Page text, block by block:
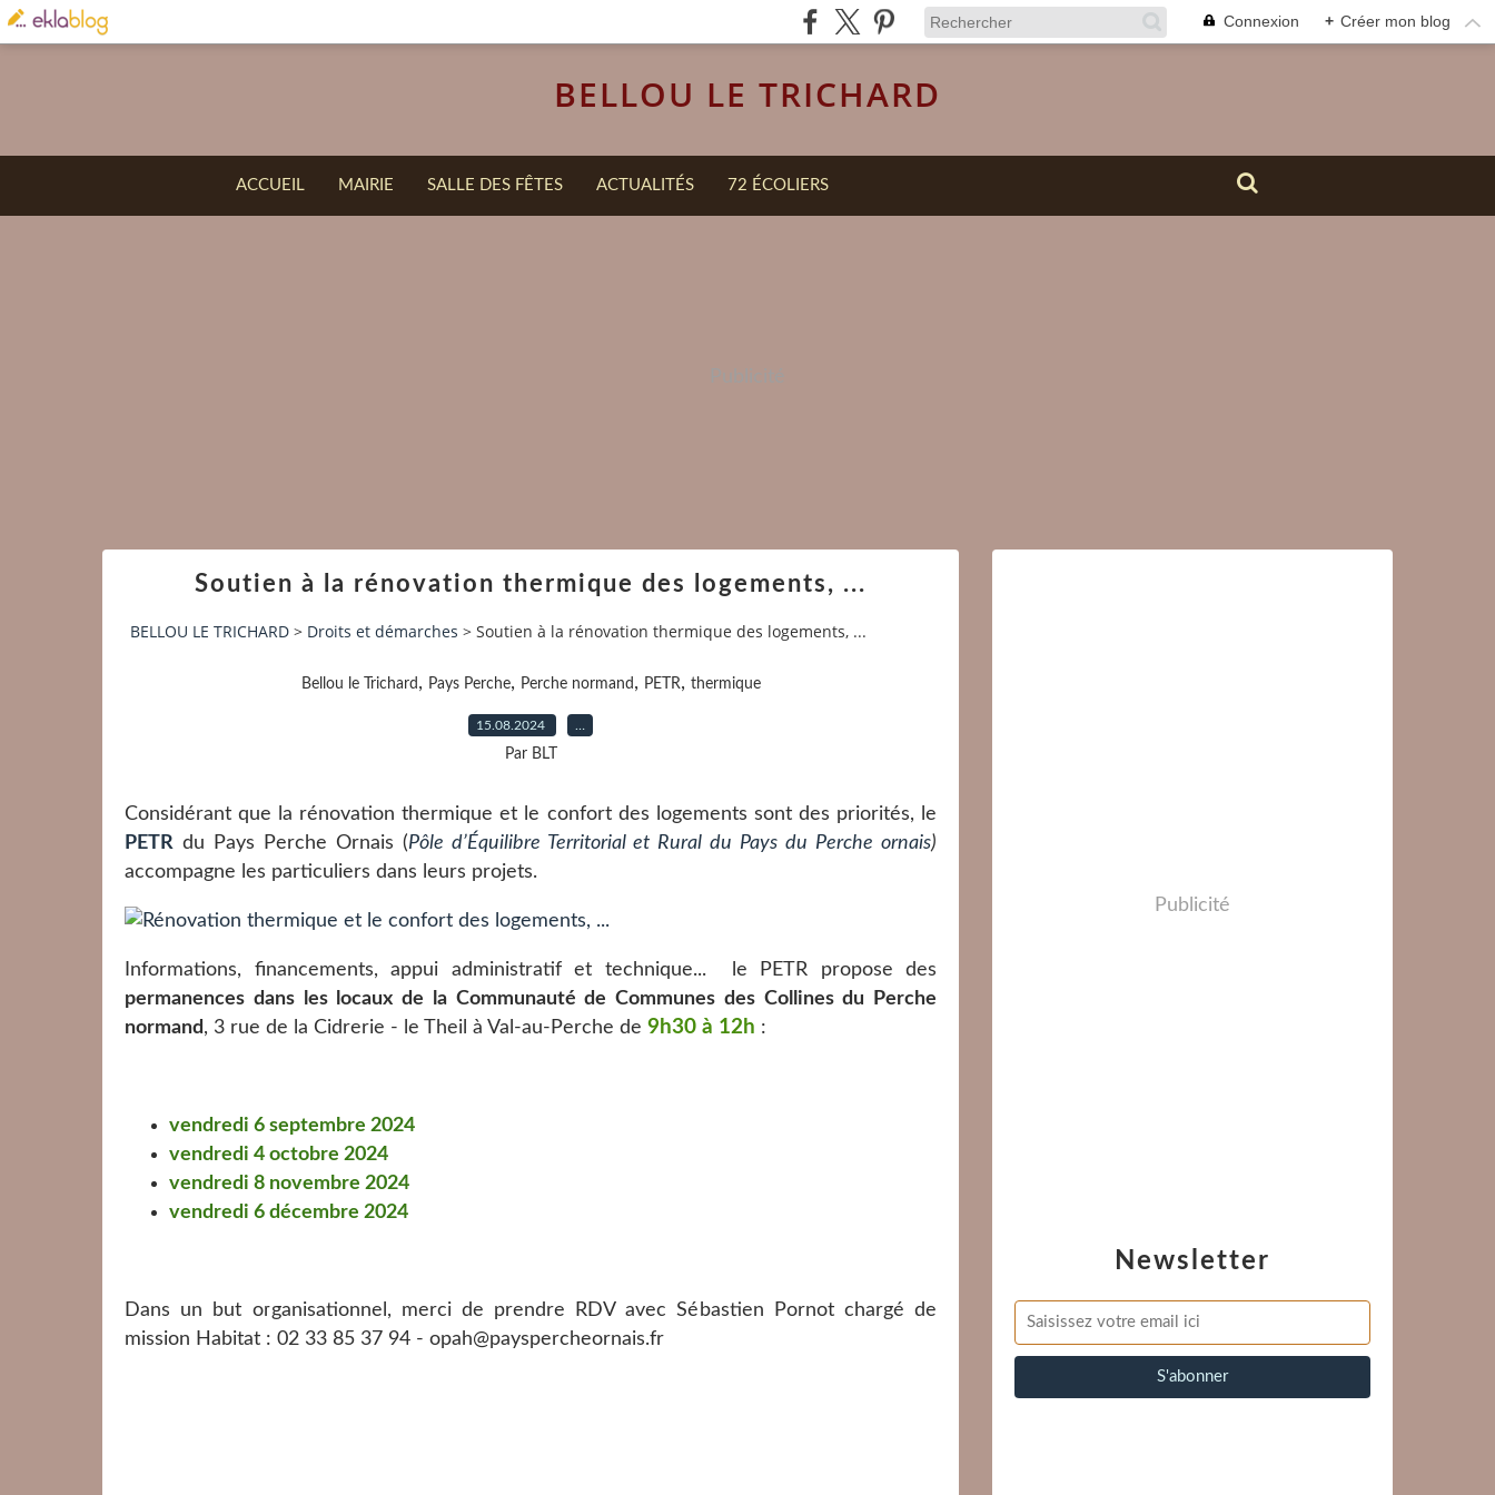
Connexion + Créer mon blog
BELLOU LE TRICHARD
ACCUEIL MAIRIE SALLE DES FÊTES ACTUALITÉS 72 ÉCOLIERS
Soutien à la rénovation thermique des logements, ...
BELLOU LE TRICHARD > Droits et démarches > Soutien à la rénovation thermique des logements, ...
Bellou le Trichard , Pays Perche, Perche normand , PETR, thermique
15.08.2024
Par BLT
Considérant que la rénovation thermique et le confort des logements sont des priorités, le
PETR du Pays Perche Ornais (Pôle d’Équilibre Territorial et Rural du Pays du Perche ornais)
accompagne les particuliers dans leurs projets.
Informations, financements, appui administratif et technique... le PETR propose des
permanences dans les locaux de la Communauté de Communes des Collines du Perche
normand, 3 rue de la Cidrerie - le Theil à Val-au-Perche de 9h30 à 12h :
vendredi 6 septembre 2024
vendredi 4 octobre 2024
vendredi 8 novembre 2024
vendredi 6 décembre 2024
Dans un but organisationnel, merci de prendre RDV avec Sébastien Pornot chargé de
mission Habitat : 02 33 85 37 94 - opah@payspercheornais.fr
Newsletter
Publicité